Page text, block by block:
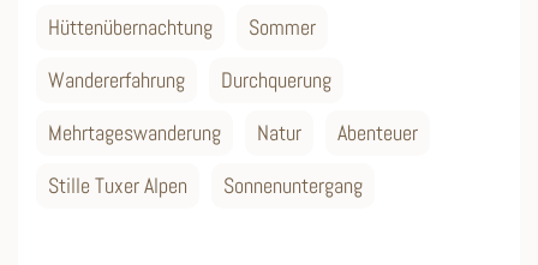
Hüttenübernachtung
Sommer
Wandererfahrung
Durchquerung
Mehrtageswanderung
Natur
Abenteuer
Stille Tuxer Alpen
Sonnenuntergang